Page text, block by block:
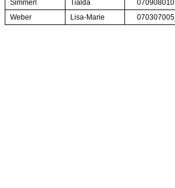
Simmerl
Tialda
070908010
Weber
Lisa-Marie 070307005